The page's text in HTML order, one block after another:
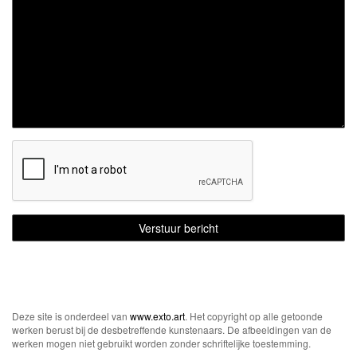
Deze site is onderdeel van www.exto.art. Het copyright op alle getoonde
werken berust bij de desbetreffende kunstenaars. De afbeeldingen van de
werken mogen niet gebruikt worden zonder schriftelijke toestemming.